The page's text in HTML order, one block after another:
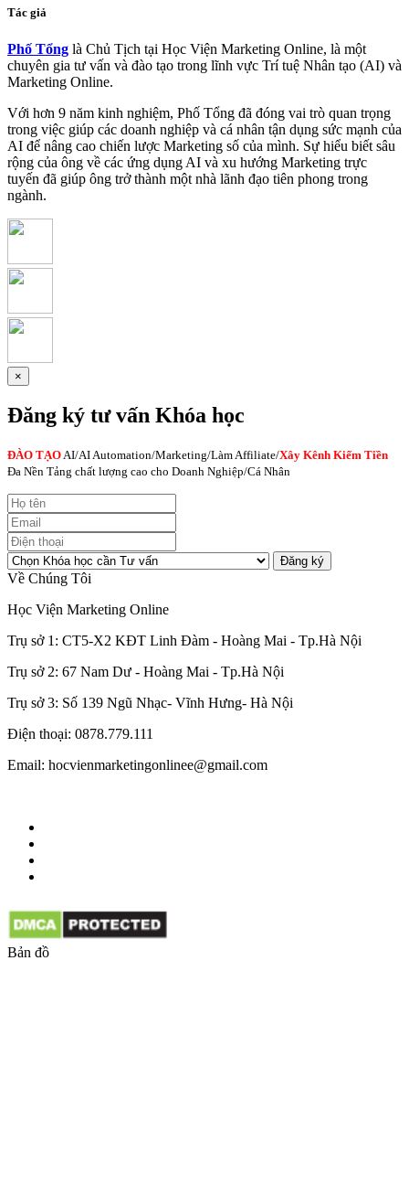
Tác giả
Phố Tổng là Chủ Tịch tại Học Viện Marketing Online, là một
chuyên gia tư vấn và đào tạo trong lĩnh vực Trí tuệ Nhân tạo (AI) và
Marketing Online.
Với hơn 9 năm kinh nghiệm, Phố Tổng đã đóng vai trò quan trọng
trong việc giúp các doanh nghiệp và cá nhân tận dụng sức mạnh của
AI để nâng cao chiến lược Marketing số của mình. Sự hiểu biết sâu
rộng của ông về các ứng dụng AI và xu hướng Marketing trực
tuyến đã giúp ông trở thành một nhà lãnh đạo tiên phong trong
ngành.
×
Đăng ký tư vấn Khóa học
ĐÀO TẠOAI/AI Automation/Marketing/Làm Affiliate/Xây Kênh Kiếm Tiền
Đa Nền Tảng chất lượng cao cho Doanh Nghiệp/Cá Nhân
Đăng ký
Về Chúng Tôi
Học Viện Marketing Online
Trụ sở 1: CT5-X2 KĐT Linh Đàm - Hoàng Mai - Tp.Hà Nội
Trụ sở 2: 67 Nam Dư - Hoàng Mai - Tp.Hà Nội
Trụ sở 3: Số 139 Ngũ Nhạc- Vĩnh Hưng- Hà Nội
Điện thoại: 0878.779.111
Email: hocvienmarketingonlinee@gmail.com
Bản đồ